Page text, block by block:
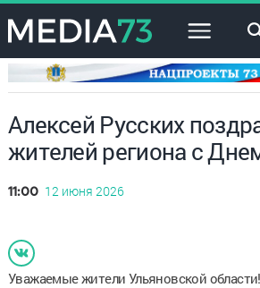
×
Алексей Русских
жителей региона с
11:00 12 июня 2026
Уважаемые жители Ульяновской области!